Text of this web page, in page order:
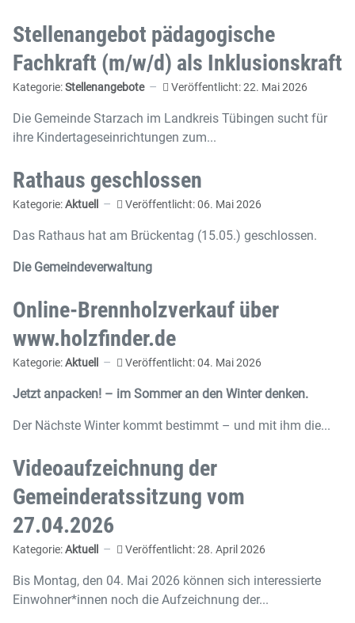
Stellenangebot pädagogische
Fachkraft (m/w/d) als Inklusionskraft
Kategorie:Stellenangebote Veröffentlicht: 22. Mai 2026
Die Gemeinde Starzach im Landkreis Tübingen sucht für
ihre Kindertageseinrichtungen zum...
Rathaus geschlossen
Kategorie:Aktuell Veröffentlicht: 06. Mai 2026
Das Rathaus hat am Brückentag (15.05.) geschlossen.
Die Gemeindeverwaltung
Online-Brennholzverkauf über
www.holzfinder.de
Kategorie:Aktuell Veröffentlicht: 04. Mai 2026
Jetzt anpacken! – im Sommer an den Winter denken.
Der Nächste Winter kommt bestimmt – und mit ihm die...
Videoaufzeichnung der
Gemeinderatssitzung vom
27.04.2026
Kategorie:Aktuell Veröffentlicht: 28. April 2026
Bis Montag, den 04. Mai 2026 können sich interessierte
Einwohner*innen noch die Aufzeichnung der...